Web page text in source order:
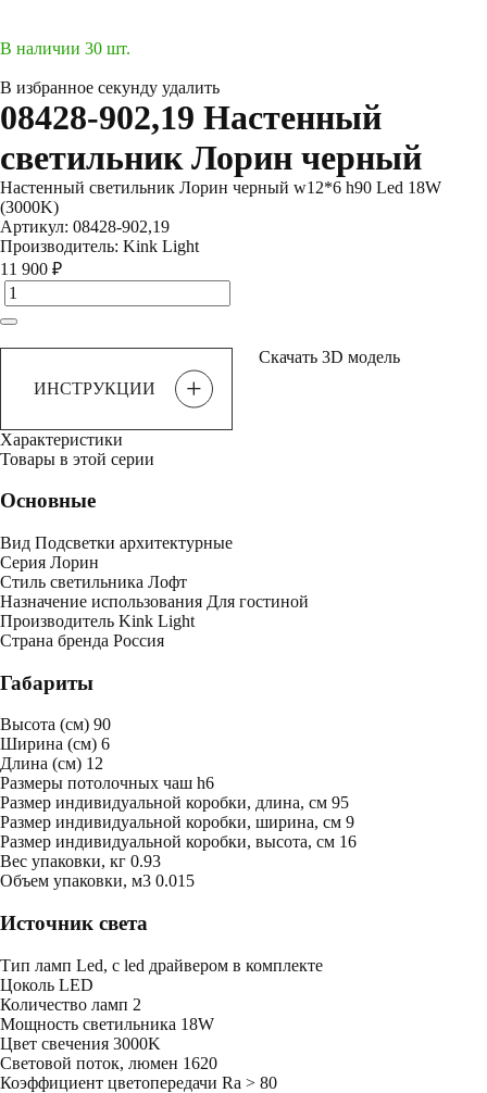
В наличии 30 шт.
В избранное секунду удалить
08428-902,19 Настенный
светильник Лорин черный
Настенный светильник Лорин черный w12*6 h90 Led 18W
(3000K)
Артикул: 08428-902,19
Производитель: Kink Light
11 900 ₽
ИНСТРУКЦИИ +
Скачать 3D модель
Характеристики
Товары в этой серии
Основные
Вид Подсветки архитектурные
Серия Лорин
Стиль светильника Лофт
Назначение использования Для гостиной
Производитель Kink Light
Страна бренда Россия
Габариты
Высота (см) 90
Ширина (см) 6
Длина (см) 12
Размеры потолочных чаш h6
Размер индивидуальной коробки, длина, см 95
Размер индивидуальной коробки, ширина, см 9
Размер индивидуальной коробки, высота, см 16
Bес упаковки, кг 0.93
Oбъем упаковки, м3 0.015
Источник света
Тип ламп Led, с led драйвером в комплекте
Цоколь LED
Количество ламп 2
Мощность светильника 18W
Цвет свечения 3000K
Световой поток, люмен 1620
Коэффициент цветопередачи Ra > 80